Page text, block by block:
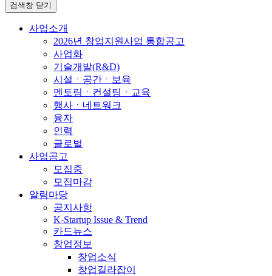
검색창 닫기
사업소개
2026년 창업지원사업 통합공고
사업화
기술개발(R&D)
시설ㆍ공간ㆍ보육
멘토링ㆍ컨설팅ㆍ교육
행사ㆍ네트워크
융자
인력
글로벌
사업공고
모집중
모집마감
알림마당
공지사항
K-Startup Issue & Trend
카드뉴스
창업정보
창업소식
창업길라잡이